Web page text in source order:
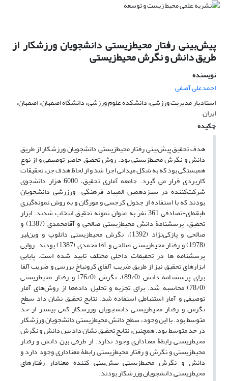
پیش‌‌بینی رفتار محیط‌زیستی دانشجویان ورزشکار از
طریق دانش و نگرش محیط‌زیستی
نویسنده
احمدعلی آصفی
استادیار مدیریت ورزشی، دانشکده علوم ورزشی، دانشگاه اصفهان، اصفهان،
ایران
چکیده
هدف تحقیق پیش‌‌بینی رفتار محیط‌زیستی دانشجویان ورزشکار از طریق
دانش و نگرش محیط‌زیستی بود. روش تحقیق حاضر توصیفی و از نوع
همبستگی بود که به شکل میدانی اجرا شد و از لحاظ هدف جزء تحقیقات
کاربردی قرار می گیرد. جامعه آماری تحقیق، 6000 هزار دانشجوی
شرکت‌‌کننده در سیزدهمین المپیاد فرهنگی- ورزرشی دانشجویان
بودند که با استفاده از جدول کرجسی و مورگان و به روش نمونه‌‌گیری
طبقه‌‌ای-تصادفی 361 نفر به عنوان نمونه تحقیق انتخاب شدند. ابزار
تحقیق، پرسشنامۀ دانش محیط‌زیستی صالحی و آقامحمدی (1387) و
صالحی و پازکی‌‌نژاد (1392)، نگرش محیط‌زیستی دانلوپ و وین‌‌لیر
(1978) و رفتار محیط‌زیستی صالحی و آقا محمدی (1387) بودند. روایی
پرسشنامه ها در تحقیقات داخلی مختلف تایید شده است. پایایی
ابزارهای تحقیق نیز از طریق ضریب آلفای کرونباخ بررسی و ضریب آلفا
برای پرسشنامه دانش (89/0)، نگرش (76/0) و رفتار محیط‌زیستی
(78/0) محاسبه شد. برای تجزیه و تحلیل داده‌‌ها از روش‌‌های آمار
توصیفی و آمار استنباطی استفاده شد. نتایج تحقیق نشان داد سطح
نگرش و رفتار محیط‌زیستی دانشجویان ورزشکار کمی بیشتر از حد
متوسط بود. با این وجود، سطح دانش محیط‌زیستی دانشجویان ورزشکار
در حد متوسط بود. همچنین، نتایج تحقیق نشان داد بین دانش و نگرش
محیط‌زیستی رابطۀ معناداری وجود ندارد. از طرفی بین دانش و رفتار
محیط‌زیستی و نگرش و رفتار محیط‌زیستی رابطۀ معناداری وجود دارد و
دانش و نگرش محیط‌زیستی پیش‌‌بینی کننده معنادار رفتارهای
محیط‌زیستی دانشجویان ورزشکار بودند.